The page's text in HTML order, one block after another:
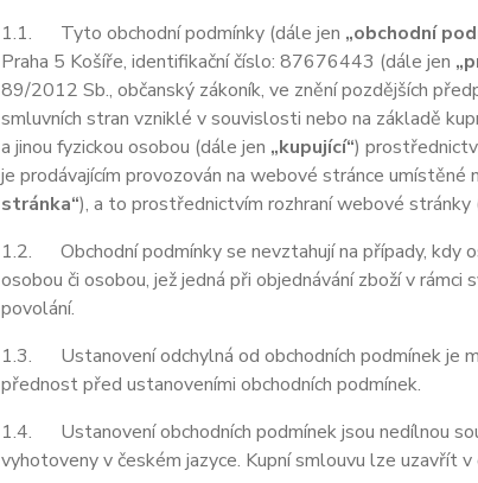
1.1. Tyto obchodní podmínky (dále jen „obchodní
Praha 5 Košíře, identifikační číslo: 87676443 (dále jen
89/2012 Sb., občanský zákoník, ve znění pozdějších
smluvních stran vzniklé v souvislosti nebo na základě
a jinou fyzickou osobou (dále jen „kupující“)
je prodávajícím provozován na webové stránce umístěné
stránka“), a to prostřednictvím rozhraní webové stránky
1.2. Obchodní podmínky se nevztahují na případy, kdy
osobou či osobou, jež jedná při objednávání zboží v
povolání.
1.3. Ustanovení odchylná od obchodních podmínek je
přednost před ustanoveními obchodních podmínek.
1.4. Ustanovení obchodních podmínek jsou nedílnou
vyhotoveny v českém jazyce. Kupní smlouvu lze uzavřít v